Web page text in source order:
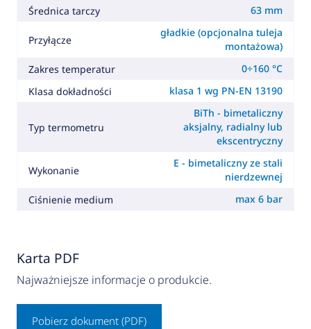
Średnica tarczy 63 mm
Przyłącze
gładkie (opcjonalna tuleja
montażowa)
Zakres temperatur
0÷160 °C
Klasa dokładności
klasa 1 wg PN-EN 13190
Typ termometru
BiTh - bimetaliczny
aksjalny, radialny lub
ekscentryczny
Wykonanie
E - bimetaliczny ze stali
nierdzewnej
Ciśnienie medium
max 6 bar
Karta PDF
Najważniejsze informacje o produkcie.
Pobierz dokument (PDF)